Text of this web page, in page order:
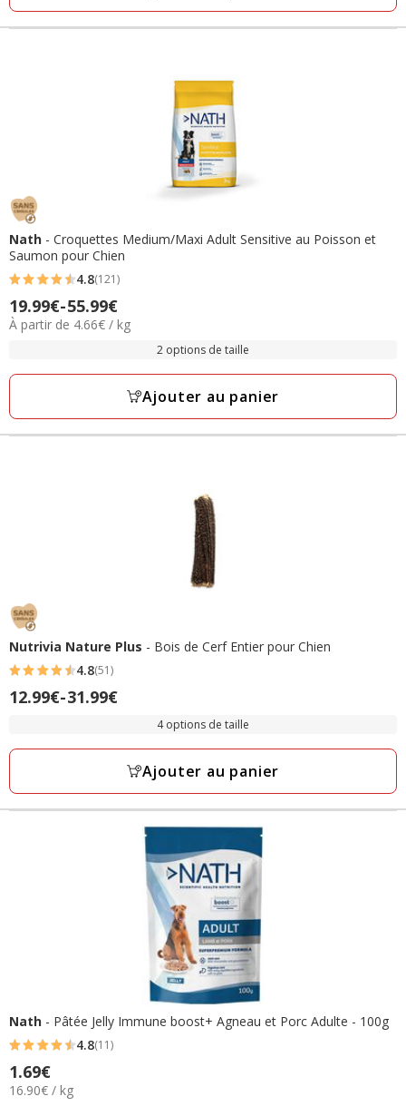
Nath - Croquettes Medium/Maxi Adult Sensitive au Poisson et
Saumon pour Chien
4.8
étoiles
avec
avis
4.8(121)
Prix
de
à
19.99€-55.99€
4.66€
À partir de 4.66€ / kg
2 options de taille
Ajouter au panier
Nutrivia Nature Plus - Bois de Cerf Entier pour Chien
4.8
étoiles
51
4.8(51)
Prix
à
31.99€
12.99€-31.99€
4 options de taille
Ajouter au panier
Nath - Pâtée Jelly Immune boost+ Agneau et Porc Adulte - 100g
4.8
étoiles
avec
4.8(11)
Prix
1.69€
1.69€
16.90€
16.90€ / kg